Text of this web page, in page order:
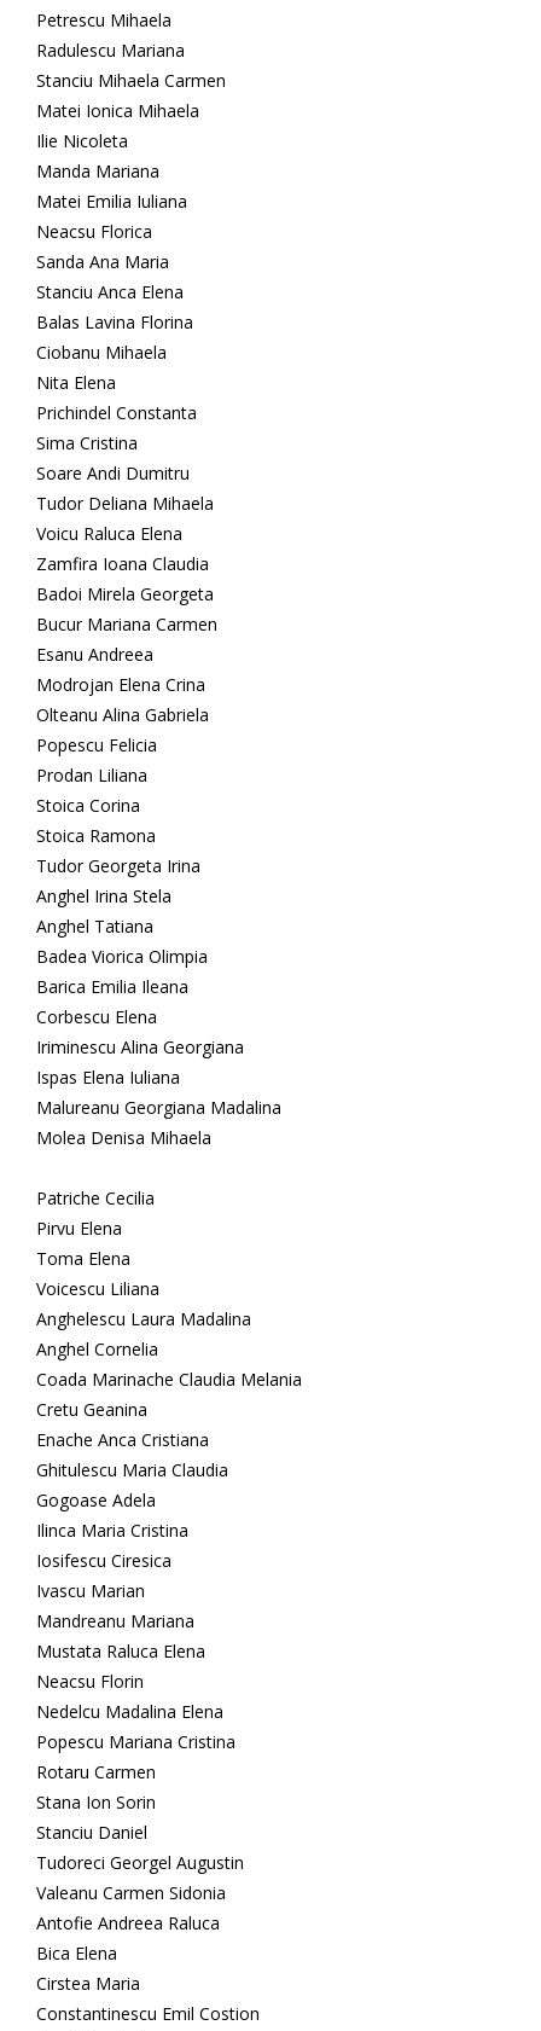
Petrescu Mihaela
Radulescu Mariana
Stanciu Mihaela Carmen
Matei Ionica Mihaela
Ilie Nicoleta
Manda Mariana
Matei Emilia Iuliana
Neacsu Florica
Sanda Ana Maria
Stanciu Anca Elena
Balas Lavina Florina
Ciobanu Mihaela
Nita Elena
Prichindel Constanta
Sima Cristina
Soare Andi Dumitru
Tudor Deliana Mihaela
Voicu Raluca Elena
Zamfira Ioana Claudia
Badoi Mirela Georgeta
Bucur Mariana Carmen
Esanu Andreea
Modrojan Elena Crina
Olteanu Alina Gabriela
Popescu Felicia
Prodan Liliana
Stoica Corina
Stoica Ramona
Tudor Georgeta Irina
Anghel Irina Stela
Anghel Tatiana
Badea Viorica Olimpia
Barica Emilia Ileana
Corbescu Elena
Iriminescu Alina Georgiana
Ispas Elena Iuliana
Malureanu Georgiana Madalina
Molea Denisa Mihaela
Patriche Cecilia
Pirvu Elena
Toma Elena
Voicescu Liliana
Anghelescu Laura Madalina
Anghel Cornelia
Coada Marinache Claudia Melania
Cretu Geanina
Enache Anca Cristiana
Ghitulescu Maria Claudia
Gogoase Adela
Ilinca Maria Cristina
Iosifescu Ciresica
Ivascu Marian
Mandreanu Mariana
Mustata Raluca Elena
Neacsu Florin
Nedelcu Madalina Elena
Popescu Mariana Cristina
Rotaru Carmen
Stana Ion Sorin
Stanciu Daniel
Tudoreci Georgel Augustin
Valeanu Carmen Sidonia
Antofie Andreea Raluca
Bica Elena
Cirstea Maria
Constantinescu Emil Costion